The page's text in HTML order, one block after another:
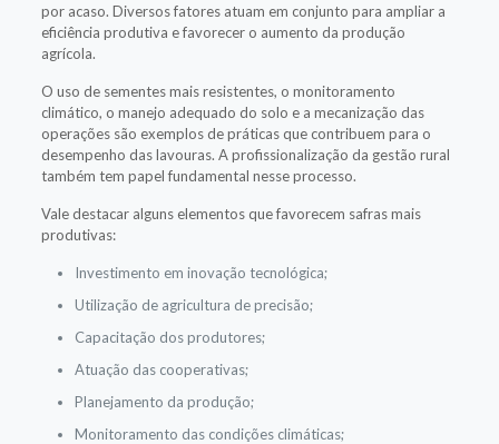
por acaso. Diversos fatores atuam em conjunto para ampliar a
eficiência produtiva e favorecer o aumento da produção
agrícola.
O uso de sementes mais resistentes, o monitoramento
climático, o manejo adequado do solo e a mecanização das
operações são exemplos de práticas que contribuem para o
desempenho das lavouras. A profissionalização da gestão rural
também tem papel fundamental nesse processo.
Vale destacar alguns elementos que favorecem safras mais
produtivas:
Investimento em inovação tecnológica;
Utilização de agricultura de precisão;
Capacitação dos produtores;
Atuação das cooperativas;
Planejamento da produção;
Monitoramento das condições climáticas;